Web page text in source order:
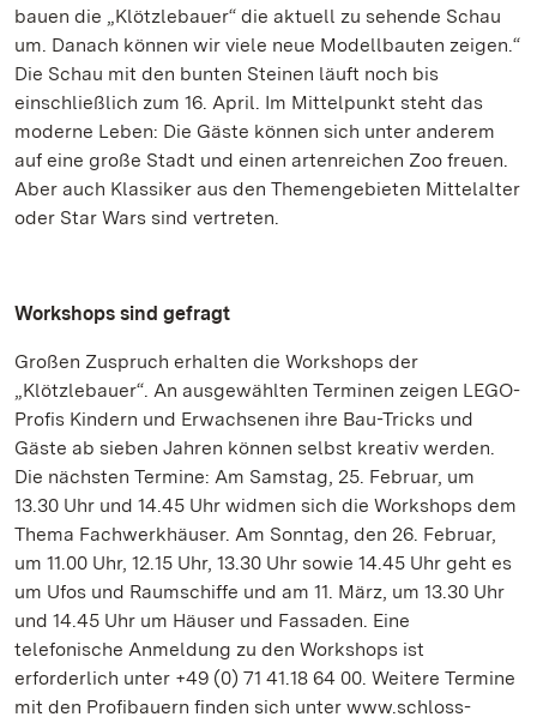
bauen die „Klötzlebauer“ die aktuell zu sehende Schau
um. Danach können wir viele neue Modellbauten zeigen.“
Die Schau mit den bunten Steinen läuft noch bis
einschließlich zum 16. April. Im Mittelpunkt steht das
moderne Leben: Die Gäste können sich unter anderem
auf eine große Stadt und einen artenreichen Zoo freuen.
Aber auch Klassiker aus den Themengebieten Mittelalter
oder Star Wars sind vertreten.
Workshops sind gefragt
Großen Zuspruch erhalten die Workshops der
„Klötzlebauer“. An ausgewählten Terminen zeigen LEGO-
Profis Kindern und Erwachsenen ihre Bau-Tricks und
Gäste ab sieben Jahren können selbst kreativ werden.
Die nächsten Termine: Am Samstag, 25. Februar, um
13.30 Uhr und 14.45 Uhr widmen sich die Workshops dem
Thema Fachwerkhäuser. Am Sonntag, den 26. Februar,
um 11.00 Uhr, 12.15 Uhr, 13.30 Uhr sowie 14.45 Uhr geht es
um Ufos und Raumschiffe und am 11. März, um 13.30 Uhr
und 14.45 Uhr um Häuser und Fassaden. Eine
telefonische Anmeldung zu den Workshops ist
erforderlich unter +49 (0) 71 41.18 64 00. Weitere Termine
mit den Profibauern finden sich unter www.schloss-